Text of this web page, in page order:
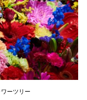
ーツリー